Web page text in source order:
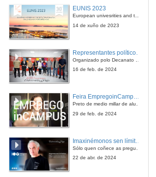
19 de feb. de 2008
19 de feb. de 2008
19 de feb. de 2008
19 de feb. de 2008
EUNIS 2023
European univesrities and the digital transformation: challenges and opportunities ahead
14 de xuño de 2023
Organizado polo Decanato e a Delegación de Alumnado de Dirección e Xestión Pública e coa participación de candidatos de PP, BNG, PSOE, Sumar e Podemos
16 de feb. de 2024
Feira EmpregoinCampus Vigo 2024
Preto de medio millar de alumnas e alumnos buscan coñecer máis de preto as oportunidades que lles achegan as arredor de medio cento de empresas que participan na edición viguesa da feira. Xunto coa visita aos stands, durante a feria desenvólvense varias actividades complementarias, como obradoiros, conversas, mesas redondas ou o pasaporte de empregabilidade, un espazo no que poderán recibir asesoramento sobre o seu CV.
29 de feb. de 2024
Sólo quen coñece as preguntas pode imaxinar novas respostas
22 de abr. de 2024